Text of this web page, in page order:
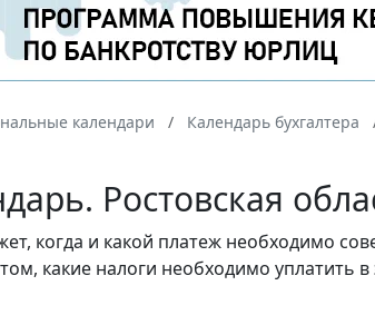
календари Календарь бухгалтера
Ростовская
когда и какой платеж необходимо
какие налоги необходимо уплатить